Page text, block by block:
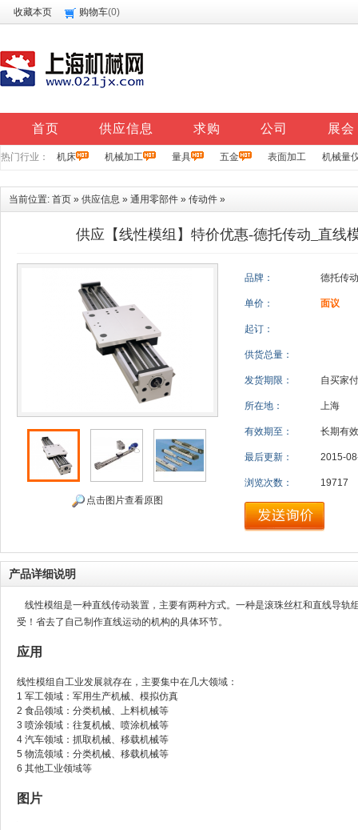
收藏本页 购物车(0)
首页 供应信息 求购 公司 展会
热门行业： 机床 机械加工 量具 五金 表面加工 机械量
当前位置: 首页 » 供应信息 » 通用零部件 » 传动件 »
供应【线性模组】特价优惠-德托传动_直线
点击图片查看原图
品牌： 德托传动
单价： 面议
起订：
供货总量：
发货期限： 自买家
所在地： 上海
有效期至： 长期有效
最后更新： 2015-
浏览次数： 19717
产品详细说明
线性模组是一种直线传动装置，主要有两种方式。一种是滚珠丝杠和直线导
受！省去了自己制作直线运动的机构的具体环节。
应用
线性模组自工业发展就存在，主要集中在几大领域：
1 军工领域：军用生产机械、模拟仿真
2 食品领域：分类机械、上料机械等
3 喷涂领域：往复机械、喷涂机械等
4 汽车领域：抓取机械、移载机械等
5 物流领域：分类机械、移载机械等
6 其他工业领域等
图片